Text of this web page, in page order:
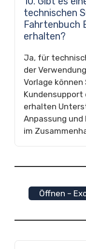
technischen
Fahrtenbuch
erhalten?
Ja, für
der
Vorlage können
Kundensupport
erhalten
Anpassung und
im
Öffnen –